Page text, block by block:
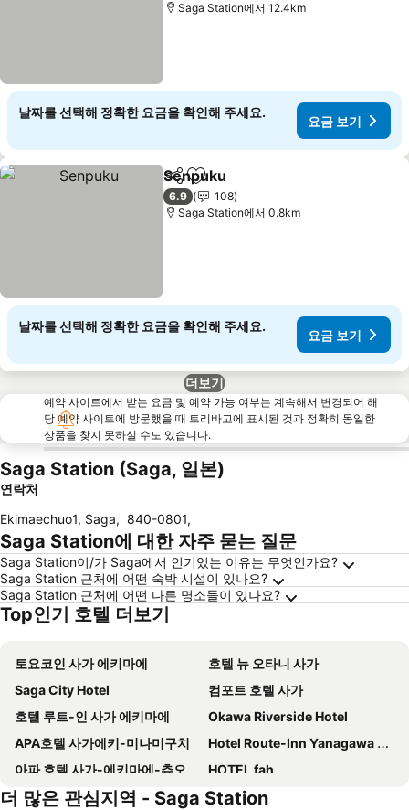
Saga Station에서 12.4km
날짜를 선택해 정확한 요금을 확인해 주세요.
요금 보기
공유 즐겨찾기에 추가
Senpuku
6.9
108
Saga Station에서 0.8km
날짜를 선택해 정확한 요금을 확인해 주세요.
요금 보기
더보기
예약 사이트에서 받는 요금 및 예약 가능 여부는 계속해서 변경되어 해
당 예약 사이트에 방문했을 때 트리바고에 표시된 것과 정확히 동일한
상품을 찾지 못하실 수도 있습니다.
Saga Station (Saga, 일본)
연락처
Ekimaechuo1, Saga, 840-0801,
Saga Station에 대한 자주 묻는 질문
Saga Station이/가 Saga에서 인기있는 이유는 무엇인가요?
Saga Station 근처에 어떤 숙박 시설이 있나요?
Saga Station 근처에 어떤 다른 명소들이 있나요?
Top인기 호텔 더보기
토요코인 사가 에키마에
호텔 뉴 오타니 사가
Saga City Hotel
컴포트 호텔 사가
호텔 루트-인 사가 에키마에
Okawa Riverside Hotel
APA호텔 사가에키-미나미구치
Hotel Route-Inn Yanagawa Ekimae
아파 호텔 사가-에키마에-츄오
HOTEL fah
TapStay Hotel
Hotel Grande Hagakure
더 많은 관심지역 - Saga Station